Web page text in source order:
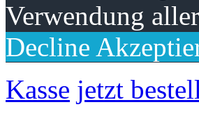
Verwendung
Decline
Kasse jetzt